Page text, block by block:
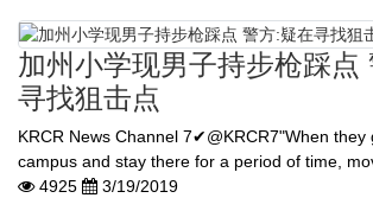
加州小学现男子持步枪踩点
寻找狙击点
KRCR News Channel 7✔@KRCR7"When they
campus and stay there for a period of time,
4925
3/19/2019